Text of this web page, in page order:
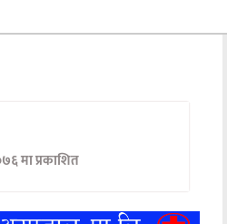
मा प्रकाशित